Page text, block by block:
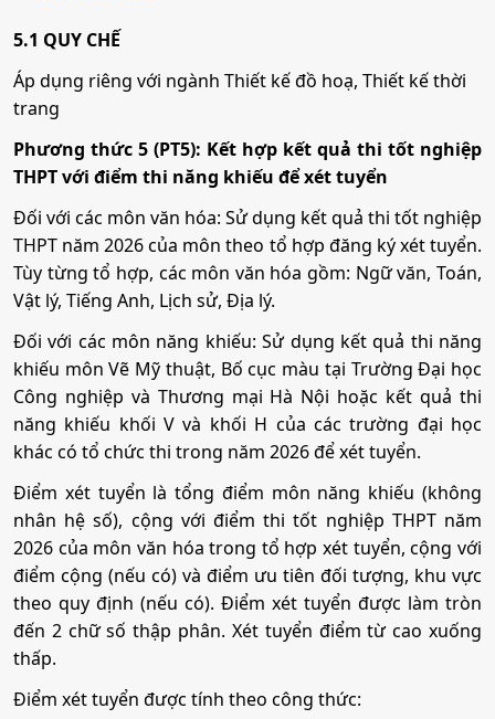
Công nghệ kỹ thuật điện, điện tử
Mã ngành:
Tổ hợp:Q00
Quản lý công nghiệp
Mã ngành:7510601
Công nghệ sợi, dệt
Mã ngành:7540202
Tổ hợp:Q00
Công nghệ may
Mã ngành: 7540209
Tổ hợp:
Thương mại điện tử
Mã ngành: 7340122
Kế toán
Mã ngành:7340301
Công nghệ kỹ thuật cơ khí
Mã ngành: 7510201
Công nghệ kỹ thuật điện, điện tử
Mã ngành:7510301
Quản lý công nghiệp
Mã ngành: 7510601
Công nghệ sợi, dệt
5.1 QUY CHẾ
Áp dụng riêng với ngành Thiết kế đồ hoạ, Thiết kế thời
trang
Phương thức 5 (PT5): Kết hợp kết quả thi tốt nghiệp
THPT với điểm thi năng khiếu để xét tuyển
Đối với các môn văn hóa: Sử dụng kết quả thi tốt nghiệp
THPT năm 2026 của môn theo tổ hợp đăng ký xét tuyển.
Tùy từng tổ hợp, các môn văn hóa gồm: Ngữ văn, Toán,
Vật lý, Tiếng Anh, Lịch sử, Địa lý.
Đối với các môn năng khiếu: Sử dụng kết quả thi năng
khiếu môn Vẽ Mỹ thuật, Bố cục màu tại Trường Đại học
Công nghiệp và Thương mại Hà Nội hoặc kết quả thi
năng khiếu khối V và khối H của các trường đại học
khác có tổ chức thi trong năm 2026 để xét tuyển.
Điểm xét tuyển là tổng điểm môn năng khiếu (không
nhân hệ số), cộng với điểm thi tốt nghiệp THPT năm
2026 của môn văn hóa trong tổ hợp xét tuyển, cộng với
điểm cộng (nếu có) và điểm ưu tiên đối tượng, khu vực
theo quy định (nếu có). Điểm xét tuyển được làm tròn
đến 2 chữ số thập phân. Xét tuyển điểm từ cao xuống
thấp.
Điểm xét tuyển được tính theo công thức: